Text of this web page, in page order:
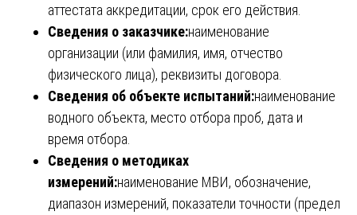
аттестата аккредитации, срок его действия.
Сведения о заказчике:наименование
организации (или фамилия, имя, отчество
физического лица), реквизиты договора.
Сведения об объекте испытаний:наименование
водного объекта, место отбора проб, дата и
время отбора.
Сведения о методиках
измерений:наименование МВИ, обозначение,
диапазон измерений, показатели точности (предел